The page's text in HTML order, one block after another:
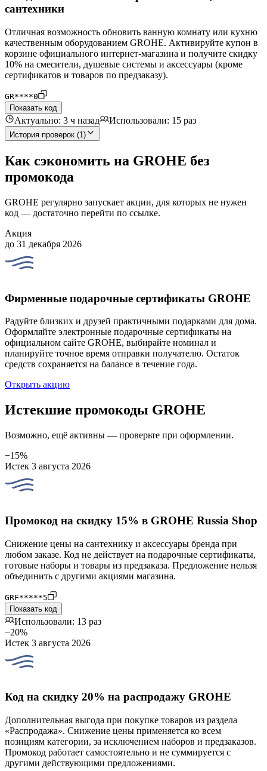
сантехники
Отличная возможность обновить ванную комнату или кухню
качественным оборудованием GROHE. Активируйте купон в
корзине официального интернет-магазина и получите скидку
10% на смесители, душевые системы и аксессуары (кроме
сертификатов и товаров по предзаказу).
GR****0
Показать код
Актуально: 3 ч назад Использовали: 15 раз
История проверок (1)
Как сэкономить на GROHE без
промокода
GROHE регулярно запускает акции, для которых не нужен
код — достаточно перейти по ссылке.
Акция
до 31 декабря 2026
Фирменные подарочные сертификаты GROHE
Радуйте близких и друзей практичными подарками для дома.
Оформляйте электронные подарочные сертификаты на
официальном сайте GROHE, выбирайте номинал и
планируйте точное время отправки получателю. Остаток
средств сохраняется на балансе в течение года.
Открыть акцию
Истекшие промокоды GROHE
Возможно, ещё активны — проверьте при оформлении.
−15%
Истек 3 августа 2026
Промокод на скидку 15% в GROHE Russia Shop
Снижение цены на сантехнику и аксессуары бренда при
любом заказе. Код не действует на подарочные сертификаты,
готовые наборы и товары из предзаказа. Предложение нельзя
объединить с другими акциями магазина.
GRF*****5
Показать код
Использовали: 13 раз
−20%
Истек 3 августа 2026
Код на скидку 20% на распродажу GROHE
Дополнительная выгода при покупке товаров из раздела
«Распродажа». Снижение цены применяется ко всем
позициям категории, за исключением наборов и предзаказов.
Промокод работает самостоятельно и не суммируется с
другими действующими предложениями.